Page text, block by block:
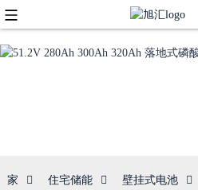
家 住宅储能 壁挂式电池